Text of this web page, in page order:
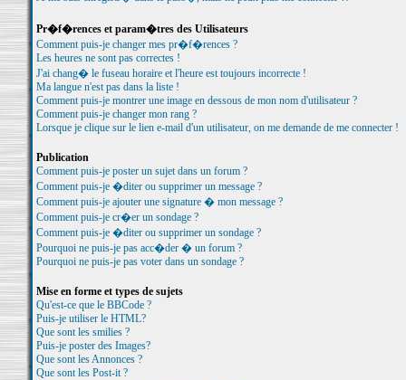
Pr�f�rences et param�tres des Utilisateurs
Comment puis-je changer mes pr�f�rences ?
Les heures ne sont pas correctes !
J'ai chang� le fuseau horaire et l'heure est toujours incorrecte !
Ma langue n'est pas dans la liste !
Comment puis-je montrer une image en dessous de mon nom d'utilisateur ?
Comment puis-je changer mon rang ?
Lorsque je clique sur le lien e-mail d'un utilisateur, on me demande de me connecter !
Publication
Comment puis-je poster un sujet dans un forum ?
Comment puis-je �diter ou supprimer un message ?
Comment puis-je ajouter une signature � mon message ?
Comment puis-je cr�er un sondage ?
Comment puis-je �diter ou supprimer un sondage ?
Pourquoi ne puis-je pas acc�der � un forum ?
Pourquoi ne puis-je pas voter dans un sondage ?
Mise en forme et types de sujets
Qu'est-ce que le BBCode ?
Puis-je utiliser le HTML?
Que sont les smilies ?
Puis-je poster des Images?
Que sont les Annonces ?
Que sont les Post-it ?